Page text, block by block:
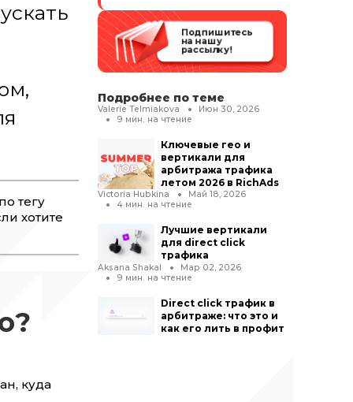
тегу
хотите
куда
Подпишитесь
на нашу
рассылку!
Подробнее по теме
Valerie Telmiakova
Июн 30, 2026
9 мин. на чтение
Ключевые гео и
вертикали для
арбитража трафика
летом 2026 в RichAds
Victoria Hubkina
Май 18, 2026
4 мин. на чтение
Лучшие вертикали
для direct click
трафика
Aksana Shakal
Мар 02, 2026
9 мин. на чтение
Direct click трафик в
арбитраже: что это и
как его лить в профит